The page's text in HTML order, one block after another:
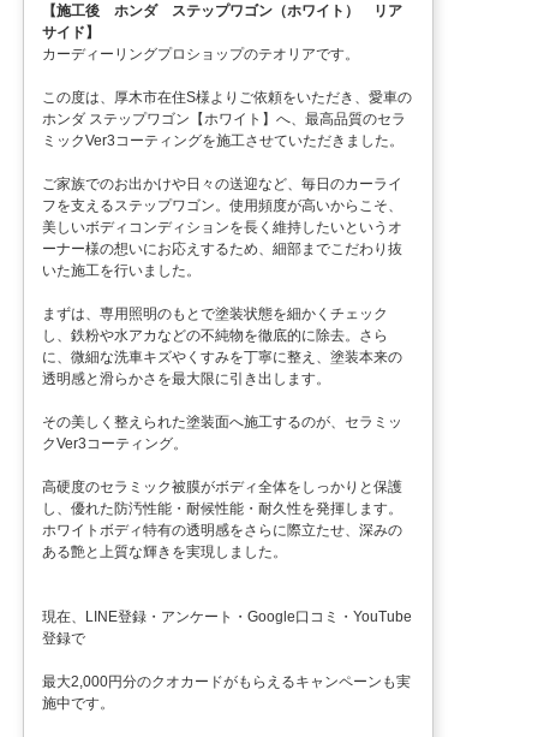
【施工後 ホンダ ステップワゴン（ホワイト） リア
サイド】
カーディーリングプロショップのテオリアです。
この度は、厚木市在住S様よりご依頼をいただき、愛車の
ホンダ ステップワゴン【ホワイト】へ、最高品質のセラ
ミックVer3コーティングを施工させていただきました。
ご家族でのお出かけや日々の送迎など、毎日のカーライ
フを支えるステップワゴン。使用頻度が高いからこそ、
美しいボディコンディションを長く維持したいというオ
ーナー様の想いにお応えするため、細部までこだわり抜
いた施工を行いました。
まずは、専用照明のもとで塗装状態を細かくチェック
し、鉄粉や水アカなどの不純物を徹底的に除去。さら
に、微細な洗車キズやくすみを丁寧に整え、塗装本来の
透明感と滑らかさを最大限に引き出します。
その美しく整えられた塗装面へ施工するのが、セラミッ
クVer3コーティング。
高硬度のセラミック被膜がボディ全体をしっかりと保護
し、優れた防汚性能・耐候性能・耐久性を発揮します。
ホワイトボディ特有の透明感をさらに際立たせ、深みの
ある艶と上質な輝きを実現しました。
現在、LINE登録・アンケート・Google口コミ・YouTube
登録で
最大2,000円分のクオカードがもらえるキャンペーンも実
施中です。